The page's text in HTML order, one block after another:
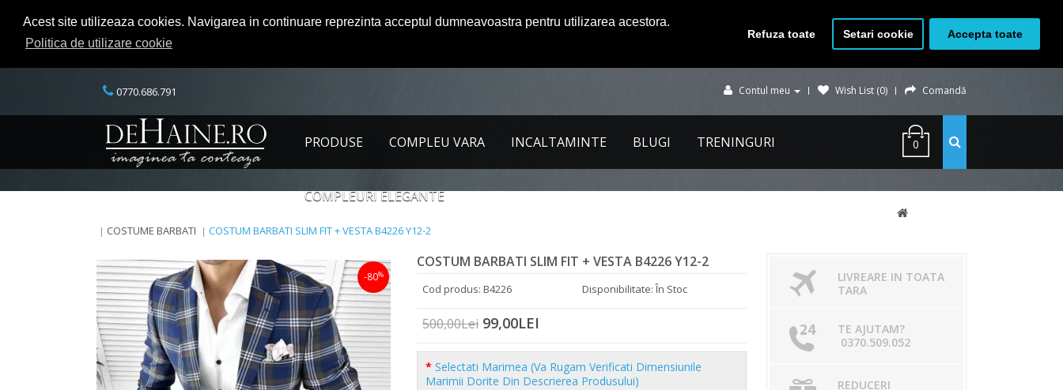
Acest site utilizeaza cookies. Navigarea in continuare reprezinta acceptul dumneavoastra pentru utilizarea acestora.
Politica de utilizare cookie
Refuza toate Setari cookie Accepta toate
0770.686.791 Contul meu Wish List (0) Comandă
0
PRODUSE COMPLEU VARA INCALTAMINTE BLUGI TRENINGURI
COMPLEURI ELEGANTE
COSTUME BARBATI COSTUM BARBATI SLIM FIT + VESTA B4226 Y12-2
-80%
COSTUM BARBATI SLIM FIT + VESTA B4226 Y12-2
Cod produs: B4226 Disponibilitate: În Stoc
500,00Lei 99,00LEI
Selectati Marimea (Va Rugam Verificati Dimensiunile
Marimii Dorite Din Descrierea Produsului)
LIVREARE IN TOATA
TARA
TE AJUTAM?
0370.509.052
REDUCERI